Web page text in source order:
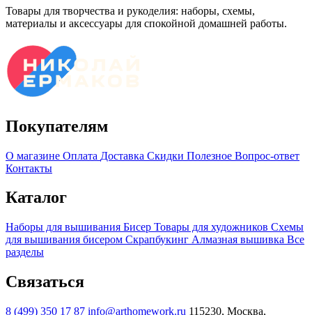
Товары для творчества и рукоделия: наборы, схемы,
материалы и аксессуары для спокойной домашней работы.
Покупателям
О магазине Оплата Доставка Скидки Полезное Вопрос-ответ
Контакты
Каталог
Наборы для вышивания Бисер Товары для художников Схемы
для вышивания бисером Скрапбукинг Алмазная вышивка Все
разделы
Связаться
8 (499) 350 17 87 info@arthomework.ru 115230, Москва,